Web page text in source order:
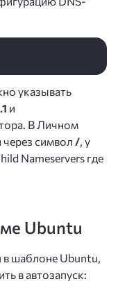
указывать
и
В Личном
через символ /, у
Nameservers где
Ubuntu
в шаблоне Ubuntu,
в автозапуск: